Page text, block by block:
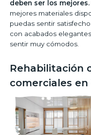
deben ser los mejores.
mejores materiales
puedas sentir
con acabados
sentir muy cómodos.
Rehabilitación
comerciales en